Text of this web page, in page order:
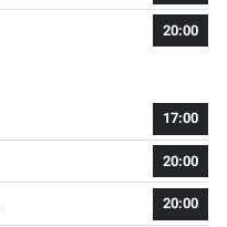
20:00
17:00
20:00
20:00